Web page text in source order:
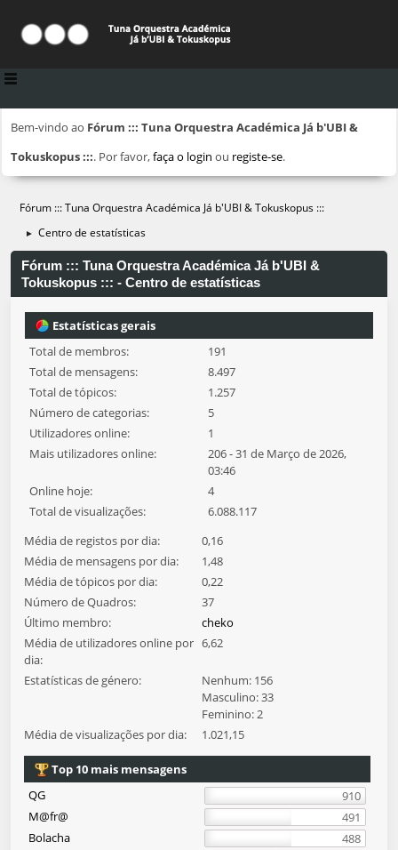
Bem-vindo ao Fórum ::: Tuna Orquestra Académica Já b'UBI &
Tokuskopus :::. Por favor,faça o login ou registe-se.
Fórum ::: Tuna Orquestra Académica Já b'UBI & Tokuskopus :::
► Centro de estatísticas
Fórum ::: Tuna Orquestra Académica Já b'UBI &
Tokuskopus ::: - Centro de estatísticas
Estatísticas gerais
Total de membros:
191
Total de mensagens:
8.497
Total de tópicos:
1.257
Número de categorias:
5
Utilizadores online:
1
Mais utilizadores online:
206 - 31 de Março de 2026,
03:46
Online hoje:
4
Total de visualizações:
6.088.117
Média de registos por dia:
0,16
Média de mensagens por dia:
1,48
Média de tópicos por dia:
0,22
Número de Quadros:
37
Último membro:
cheko
Média de utilizadores online por
dia:
6,62
Estatísticas de género:
Nenhum: 156
Masculino: 33
Feminino: 2
Média de visualizações por dia:
1.021,15
Top 10 mais mensagens
QG
910
M@fr@
491
Bolacha
488